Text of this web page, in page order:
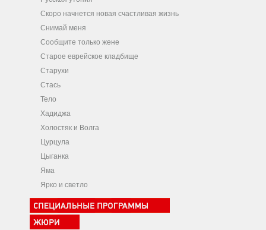
Скоро начнется новая счастливая жизнь
Снимай меня
Сообщите только жене
Старое еврейское кладбище
Старухи
Стась
Тело
Хадиджа
Холостяк и Волга
Цурцула
Цыганка
Яма
Ярко и светло